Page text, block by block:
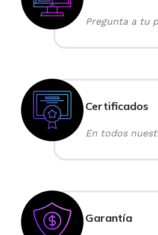
Pregunta a tu
Certificados
En todos
Garantía